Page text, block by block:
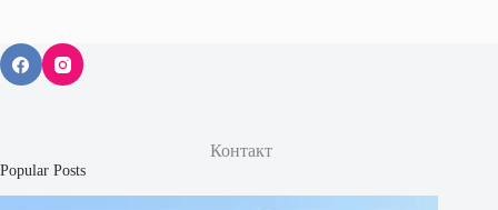
Контакт
Popular Posts